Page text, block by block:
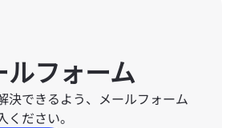
ルフォーム
決できるよう、メールフォーム
ください。